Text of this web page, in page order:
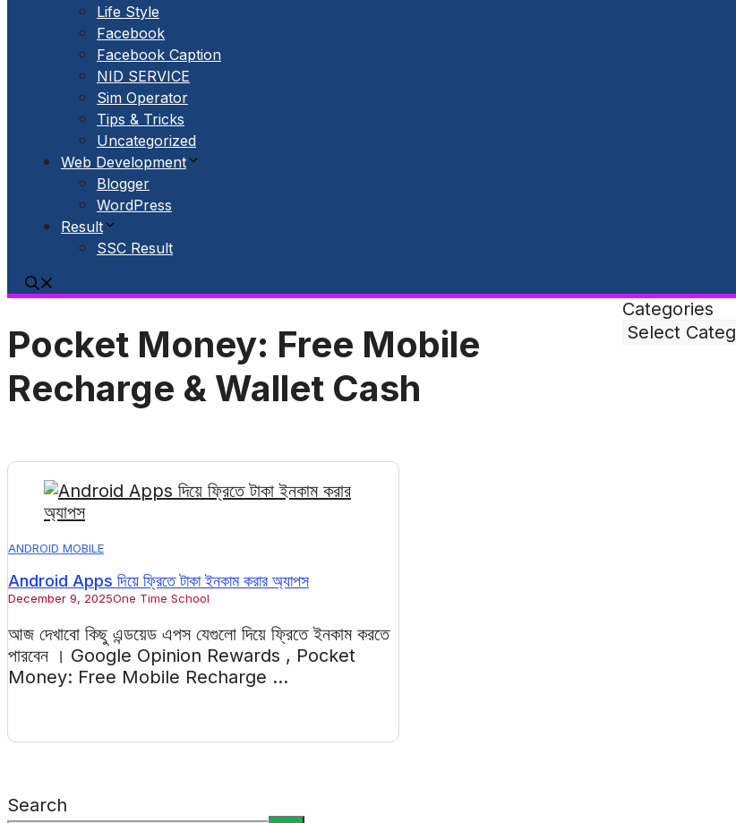
Life Style
Facebook
Facebook Caption
NID SERVICE
Sim Operator
Tips & Tricks
Uncategorized
Web Development
Blogger
WordPress
Result
SSC Result
Pocket Money: Free Mobile
Recharge & Wallet Cash
Categories
ANDROID MOBILE
Android Apps দিয়ে ফ্রিতে টাকা ইনকাম করার অ্যাপস
December 9, 2025One Time School
আজ দেখাবো কিছু এন্ডয়েড এপস যেগুলো দিয়ে ফ্রিতে ইনকাম করতে
পারবেন । Google Opinion Rewards , Pocket
Money: Free Mobile Recharge ...
Search